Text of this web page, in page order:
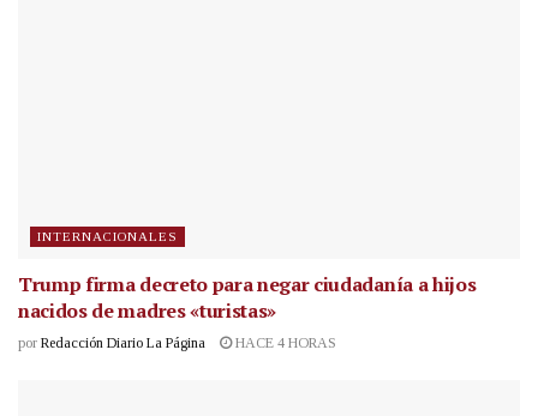
INTERNACIONALES
Trump firma decreto para negar ciudadanía a hijos
nacidos de madres «turistas»
por Redacción Diario La Página HACE 4 HORAS